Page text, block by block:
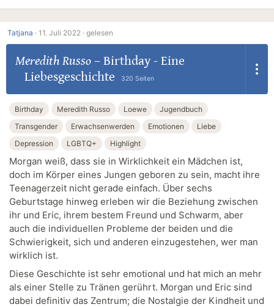
Tatjana · 11. Juli 2022 · gelesen
Meredith Russo– Birthday - Eine
Liebesgeschichte
320 Seiten
Birthday Meredith Russo Loewe
Jugendbuch
Transgender
Erwachsenwerden Emotionen
Liebe
Depression
LGBTQ+ Highlight
Morgan weiß, dass sie in Wirklichkeit ein Mädchen ist,
doch im Körper eines Jungen geboren zu sein, macht ihre
Teenagerzeit nicht gerade einfach. Über sechs
Geburtstage hinweg erleben wir die Beziehung zwischen
ihr und Eric, ihrem bestem Freund und Schwarm, aber
auch die individuellen Probleme der beiden und die
Schwierigkeit, sich und anderen einzugestehen, wer man
wirklich ist.
Diese Geschichte ist sehr emotional und hat mich an mehr
als einer Stelle zu Tränen gerührt. Morgan und Eric sind
dabei definitiv das Zentrum; die Nostalgie der Kindheit und